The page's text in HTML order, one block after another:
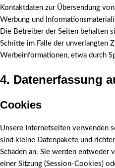
Kontaktdaten zur Übersendung
Werbung und
Die Betreiber der Seiten behalten
Schritte im Falle der unverlangten
Werbeinformationen, etwa durch
4. Datenerfassung
Cookies
Unsere Internetseiten verwenden
sind kleine Datenpakete und
Schaden an. Sie werden entweder
einer Sitzung (Session-Cookies)